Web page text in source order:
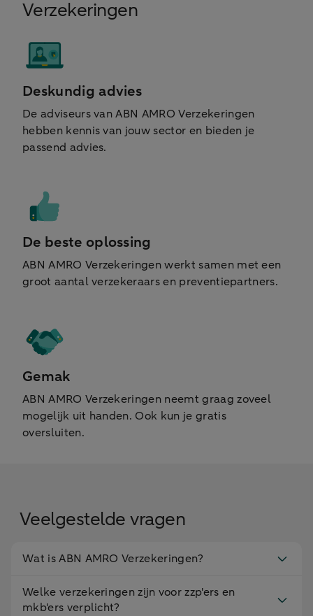
Verzekeringen
Deskundig advies
De adviseurs van ABN AMRO Verzekeringen
hebben kennis van jouw sector en bieden je
passend advies.
De beste oplossing
ABN AMRO Verzekeringen werkt samen met een
groot aantal verzekeraars en preventiepartners.
Gemak
ABN AMRO Verzekeringen neemt graag zoveel
mogelijk uit handen. Ook kun je gratis
oversluiten.
Veelgestelde vragen
Wat is ABN AMRO Verzekeringen?
Welke verzekeringen zijn voor zzp'ers en
mkb'ers verplicht?